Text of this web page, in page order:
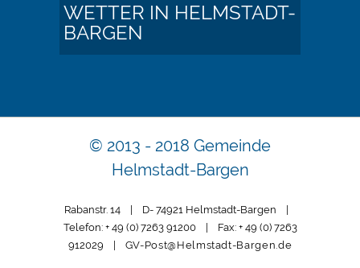
WETTER IN HELMSTADT-
BARGEN
© 2013 - 2018 Gemeinde
Helmstadt-Bargen
Rabanstr. 14 | D- 74921 Helmstadt-Bargen |
Telefon: + 49 (0) 7263 91200 | Fax: + 49 (0) 7263
912029 | GV-Post@Helmstadt-Bargen.de